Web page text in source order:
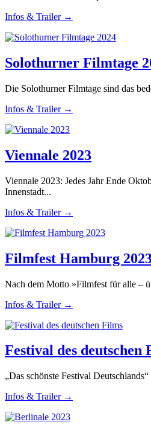
Infos & Trailer →
Solothurner Filmtage
Die Solothurner Filmtage sind das
Infos & Trailer →
Viennale 2023
Viennale 2023: Jedes Jahr Ende
Innenstadt...
Infos & Trailer →
Filmfest Hamburg
Nach dem Motto »Filmfest für alle –
Infos & Trailer →
Festival des deutschen
„Das schönste Festival
Infos & Trailer →